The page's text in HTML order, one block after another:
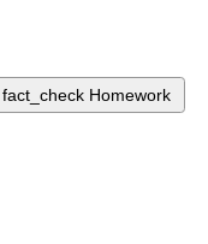
fact_check Homework